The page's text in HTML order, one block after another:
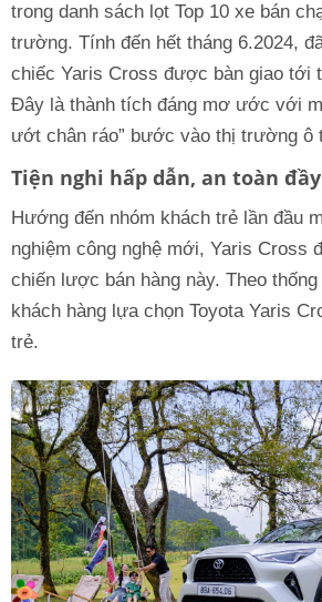
trong danh sách lọt Top 10 xe bán
trường. Tính đến hết tháng 6.2024,
chiếc Yaris Cross được bàn giao tới
Đây là thành tích đáng mơ ước với
ướt chân ráo” bước vào thị trường ô
Tiện nghi hấp dẫn, an toàn
Hướng đến nhóm khách trẻ lần đầu
nghiệm công nghệ mới, Yaris Cross
chiến lược bán hàng này. Theo
khách hàng lựa chọn Toyota Yaris
trẻ.